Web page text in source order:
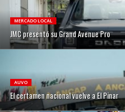
MERCADO LOCAL
JMC presentó su Grand Avenue Pro
AUVO
El certamen nacional vuelve a El Pinar